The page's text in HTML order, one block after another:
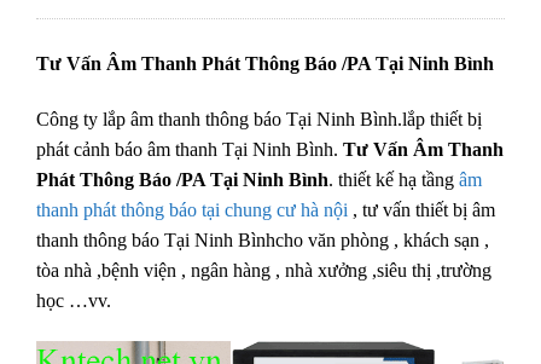
Tư Vấn Âm Thanh Phát Thông Báo /PA Tại Ninh Bình
Công ty lắp âm thanh thông báo Tại Ninh Bình.lắp thiết bị
phát cảnh báo âm thanh Tại Ninh Bình. Tư Vấn Âm Thanh
Phát Thông Báo /PA Tại Ninh Bình. thiết kế hạ tầng âm
thanh phát thông báo tại chung cư hà nội , tư vấn thiết bị âm
thanh thông báo Tại Ninh Bìnhcho văn phòng , khách sạn ,
tòa nhà ,bệnh viện , ngân hàng , nhà xưởng ,siêu thị ,trường
học …vv.